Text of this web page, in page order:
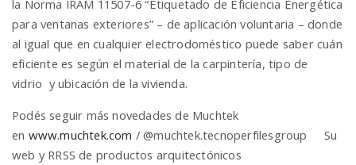
la Norma IRAM 11507-6 “Etiquetado de Eficiencia Energética
para ventanas exteriores” – de aplicación voluntaria – donde
al igual que en cualquier electrodoméstico puede saber cuán
eficiente es según el material de la carpintería, tipo de
vidrio y ubicación de la vivienda.
Podés seguir más novedades de Muchtek
en www.muchtek.com / @muchtek.tecnoperfilesgroup Su
web y RRSS de productos arquitectónicos